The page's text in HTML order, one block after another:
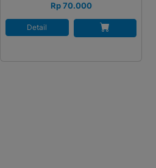
Rp 70.000
Detail